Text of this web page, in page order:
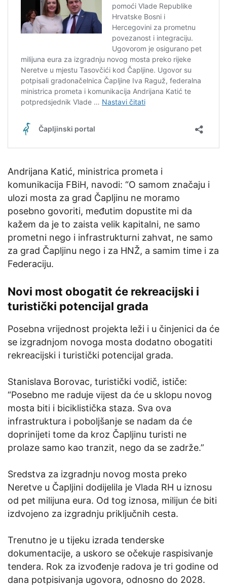
Andrijana Katić, ministrica prometa i
komunikacija FBiH, navodi: “O samom značaju i
ulozi mosta za grad Čapljinu ne moramo
posebno govoriti, međutim dopustite mi da
kažem da je to zaista velik kapitalni, ne samo
prometni nego i infrastrukturni zahvat, ne samo
za grad Čapljinu nego i za HNŽ, a samim time i za
Federaciju.
Novi most obogatit će rekreacijski i
turistički potencijal grada
Posebna vrijednost projekta leži i u činjenici da će
se izgradnjom novoga mosta dodatno obogatiti
rekreacijski i turistički potencijal grada.
Stanislava Borovac, turistički vodič, ističe:
“Posebno me raduje vijest da će u sklopu novog
mosta biti i biciklistička staza. Sva ova
infrastruktura i poboljšanje se nadam da će
doprinijeti tome da kroz Čapljinu turisti ne
prolaze samo kao tranzit, nego da se zadrže.”
Sredstva za izgradnju novog mosta preko
Neretve u Čapljini dodijelila je Vlada RH u iznosu
od pet milijuna eura. Od tog iznosa, milijun će biti
izdvojeno za izgradnju priključnih cesta.
Trenutno je u tijeku izrada tenderske
dokumentacije, a uskoro se očekuje raspisivanje
tendera. Rok za izvođenje radova je tri godine od
dana potpisivanja ugovora, odnosno do 2028.